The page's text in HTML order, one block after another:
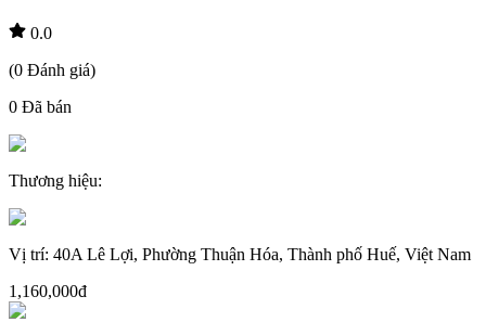
0.0
(0 Đánh giá)
0 Đã bán
Thương hiệu:
Vị trí: 40A Lê Lợi, Phường Thuận Hóa, Thành phố Huế, Việt Nam
1,160,000đ